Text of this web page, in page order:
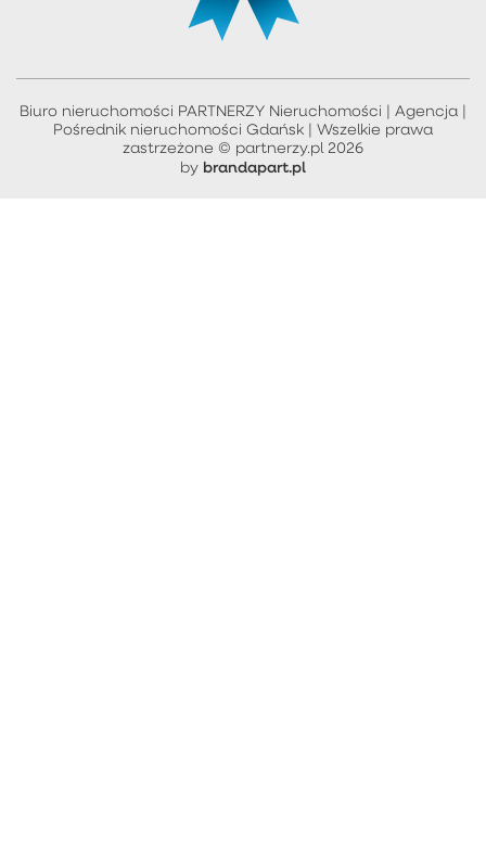
Biuro nieruchomości PARTNERZY Nieruchomości | Agencja |
Pośrednik nieruchomości Gdańsk | Wszelkie prawa
zastrzeżone © partnerzy.pl 2026
by brandapart.pl